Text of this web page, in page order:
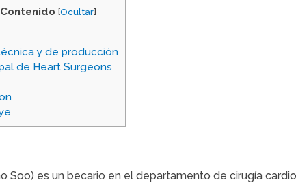
[Ocultar]
y de producción
de Heart Surgeons
Soo) es un becario en el departamento de cirugía